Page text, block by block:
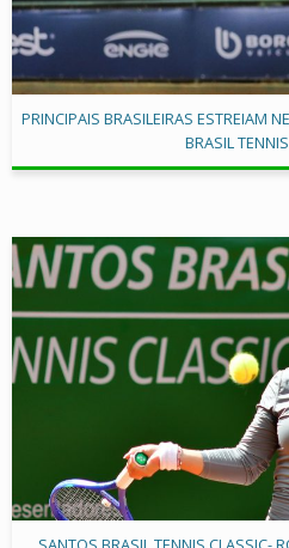
PRINCIPAIS BRASILEIRAS ESTREIAM
BRASIL